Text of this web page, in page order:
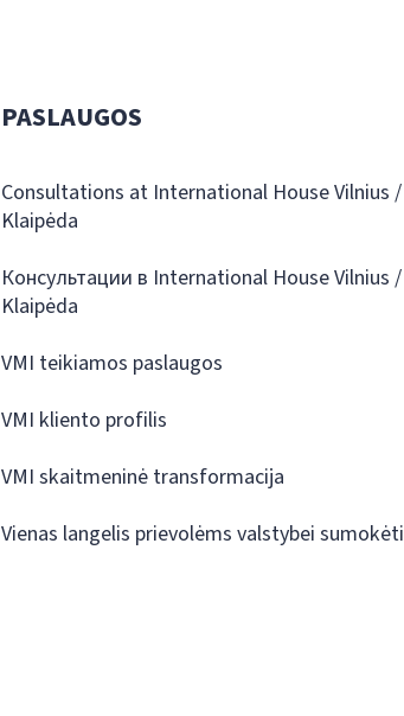
PASLAUGOS
Consultations at International House Vilnius /
Klaipėda
Консультации в International House Vilnius /
Klaipėda
VMI teikiamos paslaugos
VMI kliento profilis
VMI skaitmeninė transformacija
Vienas langelis prievolėms valstybei sumokėti